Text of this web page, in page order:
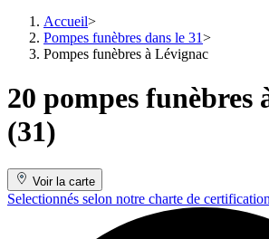
Accueil
Pompes funèbres dans le 31
Pompes funèbres à Lévignac
20 pompes funèbres
(31)
Voir la carte
Selectionnés selon notre charte de certification